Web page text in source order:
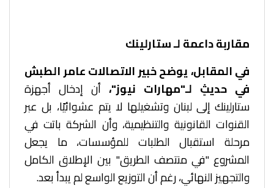
مقاربة داعمة لـ ستارلينك
في المقابل، يوضح خبير الاتصالات عامر الطبش
في حديثٍ لـ"مهارات نيوز"، أن إدخال أجهزة
ستارلينك إلى لبنان وتشغيلها لا يتم عشوائيًا، بل عبر
القنوات القانونية والتنظيمية، وأن الشركة باتت في
مرحلة استقبال الطلبات للمؤسسات، ما يجعل
المشروع "في منتصف الطريق" بين الإطلاق الكامل
والتجهيز النهائي، رغم أن التوزيع الواسع لم يبدأ بعد.